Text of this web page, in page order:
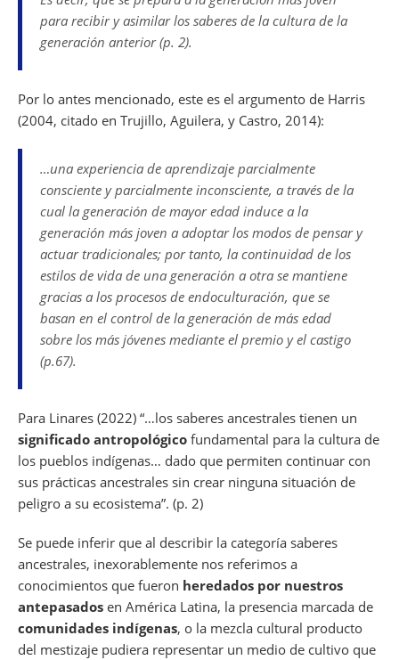
para recibir y asimilar los saberes de la cultura de la
generación anterior (p. 2).
Por lo antes mencionado, este es el argumento de Harris
(2004, citado en Trujillo, Aguilera, y Castro, 2014):
…una experiencia de aprendizaje parcialmente
consciente y parcialmente inconsciente, a través de la
cual la generación de mayor edad induce a la
generación más joven a adoptar los modos de pensar y
actuar tradicionales; por tanto, la continuidad de los
estilos de vida de una generación a otra se mantiene
gracias a los procesos de endoculturación, que se
basan en el control de la generación de más edad
sobre los más jóvenes mediante el premio y el castigo
(p.67).
Para Linares (2022) “…los saberes ancestrales tienen un
significado antropológico fundamental para la cultura de
los pueblos indígenas… dado que permiten continuar con
sus prácticas ancestrales sin crear ninguna situación de
peligro a su ecosistema”. (p. 2)
Se puede inferir que al describir la categoría saberes
ancestrales, inexorablemente nos referimos a
conocimientos que fueron heredados por nuestros
antepasados en América Latina, la presencia marcada de
comunidades indígenas, o la mezcla cultural producto
del mestizaje pudiera representar un medio de cultivo que